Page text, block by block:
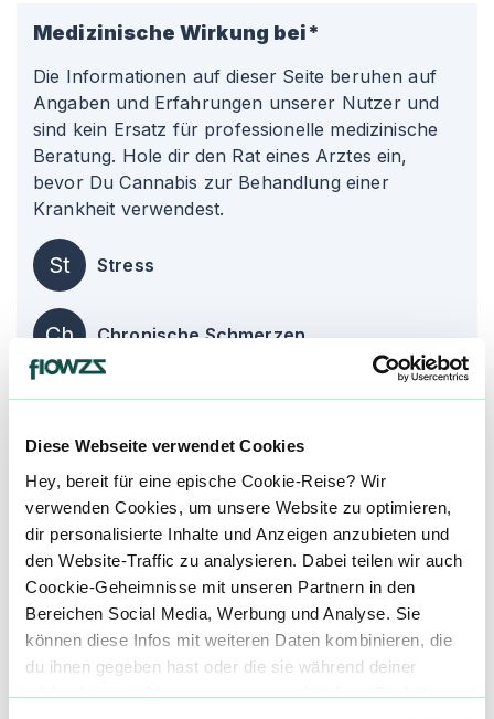
Diese Webseite verwendet Cookies
Hey, bereit für eine epische Cookie-Reise? Wir
verwenden Cookies, um unsere Website zu optimieren,
dir personalisierte Inhalte und Anzeigen anzubieten und
den Website-Traffic zu analysieren. Dabei teilen wir auch
Coockie-Geheimnisse mit unseren Partnern in den
Bereichen Social Media, Werbung und Analyse. Sie
können diese Infos mit weiteren Daten kombinieren, die
du ihnen gegeben hast oder die sie während deiner
wilden Internet-Abenteuer gesammelt haben. Begleite
Medizinische Wirkung bei*
Die Informationen auf dieser Seite beruhen auf
Angaben und Erfahrungen unserer Nutzer und
sind kein Ersatz für professionelle medizinische
Beratung. Hole dir den Rat eines Arztes ein,
bevor Du Cannabis zur Behandlung einer
Krankheit verwendest.
St Stress
Ch Chronische Schmerzen
An Angstzustände
Produktbewertungen zuTalea
0,0 0)
mehr laden
Mach mit in der flowzz.com
Community